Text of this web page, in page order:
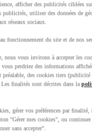
Largeur
1 745mm
afficher des publicités ciblées
publicités, utiliser des données de
réseaux sociaux.
fonctionnement du site et de nos
nous vous invitons à accepter les
perdriez des informations
préalable, des cookies tiers (publicité
Les finalités sont décrites dans la
gérer vos préférences par
"Gérer mes cookies", ou
sans accepter".